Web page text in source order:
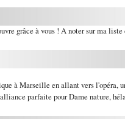
grâce à vous ! A noter sur ma
à Marseille en allant vers l'opéra,
parfaite pour Dame nature,